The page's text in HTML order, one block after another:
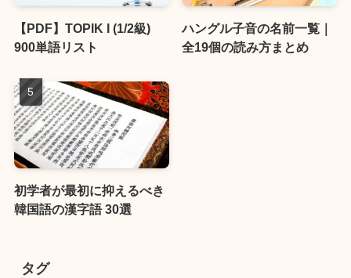
【PDF】TOPIK I (1/2級)
900単語リスト
ハングル子音の名前一覧｜
全19個の読み方まとめ
初学者が最初に抑えるべき
韓国語の漢字語 30選
タグ